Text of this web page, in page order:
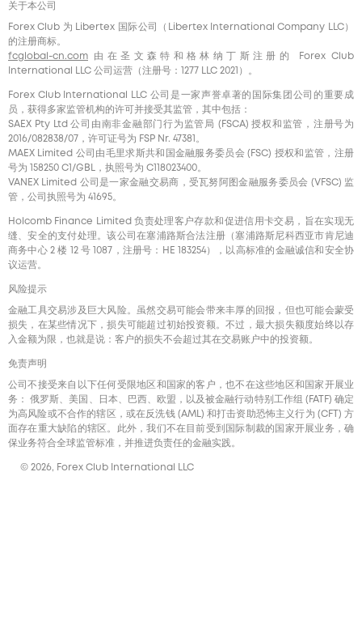
关于本公司
Forex Club 为 Libertex 国际公司（Libertex International Company LLC）
的注册商标。
fcglobal-cn.com 由在圣文森特和格林纳丁斯注册的 Forex Club
International LLC 公司运营（注册号：1277 LLC 2021）。
Forex Club International LLC 公司是一家声誉卓著的国际集团公司的重要成
员，获得多家监管机构的许可并接受其监管，其中包括：
SAEX Pty Ltd 公司由南非金融部门行为监管局 (FSCA) 授权和监管，注册号为
2016/082838/07，许可证号为 FSP Nr. 47381。
MAEX Limited 公司由毛里求斯共和国金融服务委员会 (FSC) 授权和监管，注册
号为 158250 C1/GBL，执照号为 С118023400。
VANEX Limited 公司是一家金融交易商，受瓦努阿图金融服务委员会 (VFSC) 监
管，公司执照号为 41695。
Holcomb Finance Limited 负责处理客户存款和促进信用卡交易，旨在实现无
缝、安全的支付处理。该公司在塞浦路斯合法注册（塞浦路斯尼科西亚市肯尼迪
商务中心 2 楼 12 号 1087，注册号：HE 183254），以高标准的金融诚信和安全协
议运营。
风险提示
金融工具交易涉及巨大风险。虽然交易可能会带来丰厚的回报，但也可能会蒙受
损失，在某些情况下，损失可能超过初始投资额。不过，最大损失额度始终以存
入金额为限，也就是说：客户的损失不会超过其在交易账户中的投资额。
免责声明
公司不接受来自以下任何受限地区和国家的客户，也不在这些地区和国家开展业
务： 俄罗斯、美国、日本、巴西、欧盟，以及被金融行动特别工作组 (FATF) 确定
为高风险或不合作的辖区，或在反洗钱 (AML) 和打击资助恐怖主义行为 (CFT) 方
面存在重大缺陷的辖区。此外，我们不在目前受到国际制裁的国家开展业务，确
保业务符合全球监管标准，并推进负责任的金融实践。
© 2026, Forex Club International LLC